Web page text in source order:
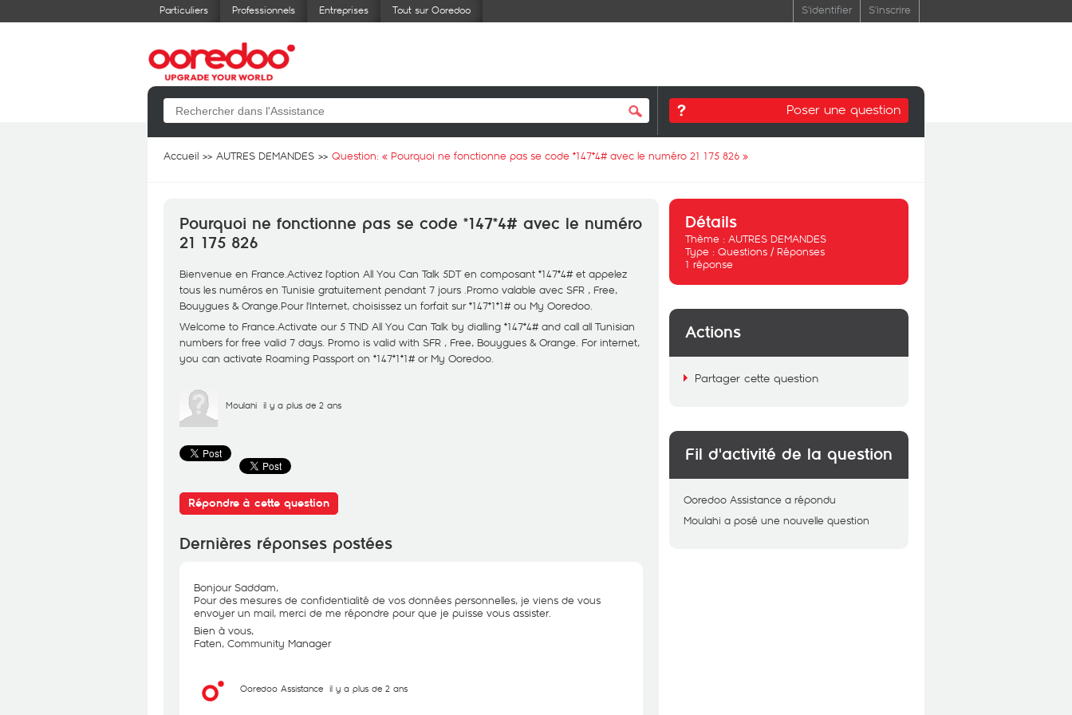
Particuliers Professionnels Entreprises Tout sur Ooredoo S'identifier S'inscrire
Poser une question
Accueil AUTRES DEMANDES Question: « Pourquoi ne fonctionne pas se code *147*4# avec le numéro 21 175 826 »
Pourquoi ne fonctionne pas se code *147*4# avec le numéro
21 175 826
Bienvenue en France.Activez l'option All You Can Talk 5DT en composant *147*4# et appelez
tous les numéros en Tunisie gratuitement pendant 7 jours .Promo valable avec SFR , Free,
Bouygues & Orange.Pour l'Internet, choisissez un forfait sur *147*1*1# ou My Ooredoo.
Welcome to France.Activate our 5 TND All You Can Talk by dialling *147*4# and call all Tunisian
numbers for free valid 7 days. Promo is valid with SFR , Free, Bouygues & Orange. For internet,
you can activate Roaming Passport on *147*1*1# or My Ooredoo.
Moulahi il y a plus de 2 ans
Répondre à cette question
Dernières réponses postées
Bonjour Saddam,
Pour des mesures de confidentialité de vos données personnelles, je viens de vous
envoyer un mail, merci de me répondre pour que je puisse vous assister.
Bien à vous,
Faten, Community Manager
Ooredoo Assistance il y a plus de 2 ans
Détails
Thème : AUTRES DEMANDES
Type : Questions / Réponses
1 réponse
Actions
Partager cette question
Fil d'activité de la question
Ooredoo Assistance a répondu
Moulahi a posé une nouvelle question